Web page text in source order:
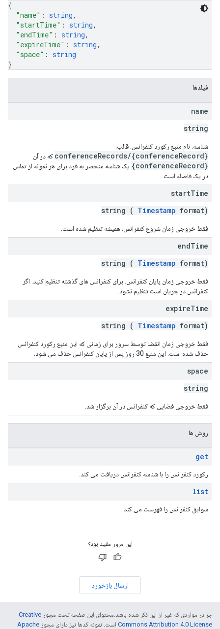
{
"name" : string,
"startTime" : string,
"endTime" : string,
"expireTime" : string,
"space" : string
}
فیلدها
name
string
شناسه. نام منبع رکورد کنفرانس. قالب:
conferenceRecords/{conferenceRecord} که در آن
{conferenceRecord}
یک شناسه منحصر به فرد برای هر نمونه از تماس
در یک فاصله است.
startTime
string ( Timestamp format)
فقط خروجی زمان شروع کنفرانس. همیشه تنظیم شده است.
endTime
string ( Timestamp format)
فقط خروجی زمان پایان کنفرانس. برای کنفرانس های گذشته تنظیم کنید. اگر
کنفرانس در جریان است تنظیم نشود.
expireTime
string ( Timestamp format)
فقط خروجی زمان انقضا توسط سرور برای زمانی که این منبع رکورد کنفرانس
حذف شده است. این منبع 30 روز پس از پایان کنفرانس حذف می شود.
space
string
فقط خروجی فضایی که کنفرانس در آن برگزار شد.
روش ها
get
رکورد کنفرانس را با شناسه کنفرانس دریافت می کند.
list
سوابق کنفرانس را فهرست می کند.
این مرور مفید بود؟
ارسال بازخورد
جز در مواردی که غیر از این ذکر شده باشد،‌محتوای این صفحه تحت مجوز Creative
Commons Attribution 4.0 License است. نمونه کدها نیز دارای مجوز Apache